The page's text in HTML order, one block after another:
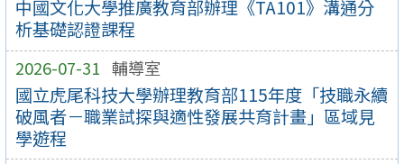
中國文化大學推廣教育部辦理《TA101》溝通分
析基礎認證課程
2026-07-31 輔導室
國立虎尾科技大學辦理教育部115年度「技職永續
破風者－職業試探與適性發展共育計畫」區域見
學遊程